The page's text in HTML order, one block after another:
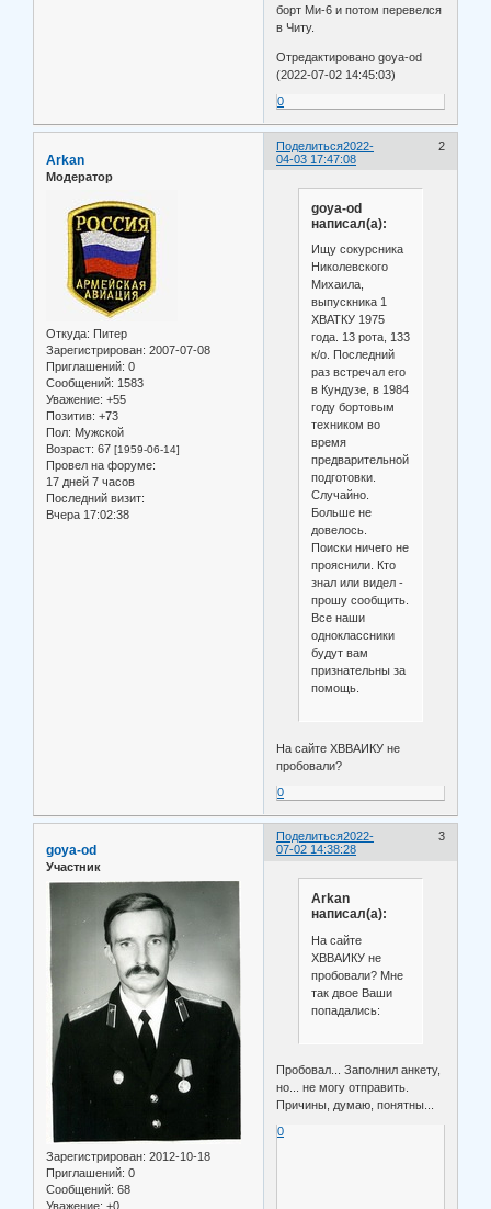
борт Ми-6 и потом перевелся
в Читу.
Отредактировано goya-od
(2022-07-02 14:45:03)
0
Поделиться 2
2022-
04-03 17:47:08
Arkan
Модератор
Откуда: Питер
Зарегистрирован: 2007-07-08
Приглашений: 0
Сообщений: 1583
Уважение: +55
Позитив: +73
Пол: Мужской
Возраст: 67 [1959-06-14]
Провел на форуме:
17 дней 7 часов
Последний визит:
Вчера 17:02:38
goya-od
написал(а):
Ищу сокурсника
Николевского
Михаила,
выпускника 1
ХВАТКУ 1975
года. 13 рота, 133
к/о. Последний
раз встречал его
в Кундузе, в 1984
году бортовым
техником во
время
предварительной
подготовки.
Случайно.
Больше не
довелось.
Поиски ничего не
прояснили. Кто
знал или видел -
прошу сообщить.
Все наши
одноклассники
будут вам
признательны за
помощь.
На сайте ХВВАИКУ не
пробовали?
0
Поделиться 3
2022-
07-02 14:38:28
goya-od
Участник
Зарегистрирован: 2012-10-18
Приглашений: 0
Сообщений: 68
Уважение: +0
Arkan
написал(а):
На сайте
ХВВАИКУ не
пробовали? Мне
так двое Ваши
попадались:
Пробовал... Заполнил анкету,
но... не могу отправить.
Причины, думаю, понятны...
0